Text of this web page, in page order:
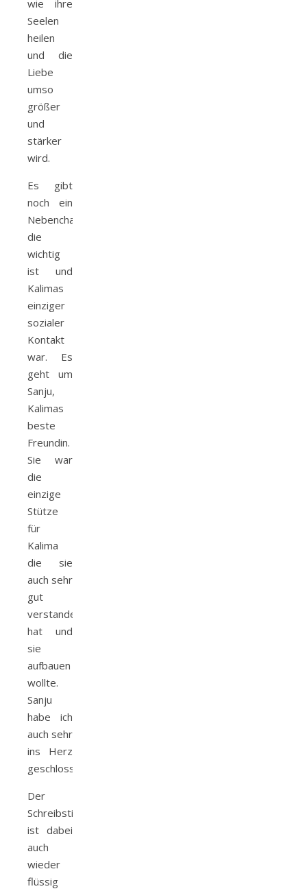
wie ihre
Seelen
heilen
und die
Liebe
umso
größer
und
stärker
wird.
Es gibt
noch ein
Nebencharakter
die
wichtig
ist und
Kalimas
einziger
sozialer
Kontakt
war. Es
geht um
Sanju,
Kalimas
beste
Freundin.
Sie war
die
einzige
Stütze
für
Kalima
die sie
auch sehr
gut
verstanden
hat und
sie
aufbauen
wollte.
Sanju
habe ich
auch sehr
ins Herz
geschlossen.
Der
Schreibstil
ist dabei
auch
wieder
flüssig